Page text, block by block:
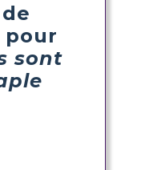
pour
sont